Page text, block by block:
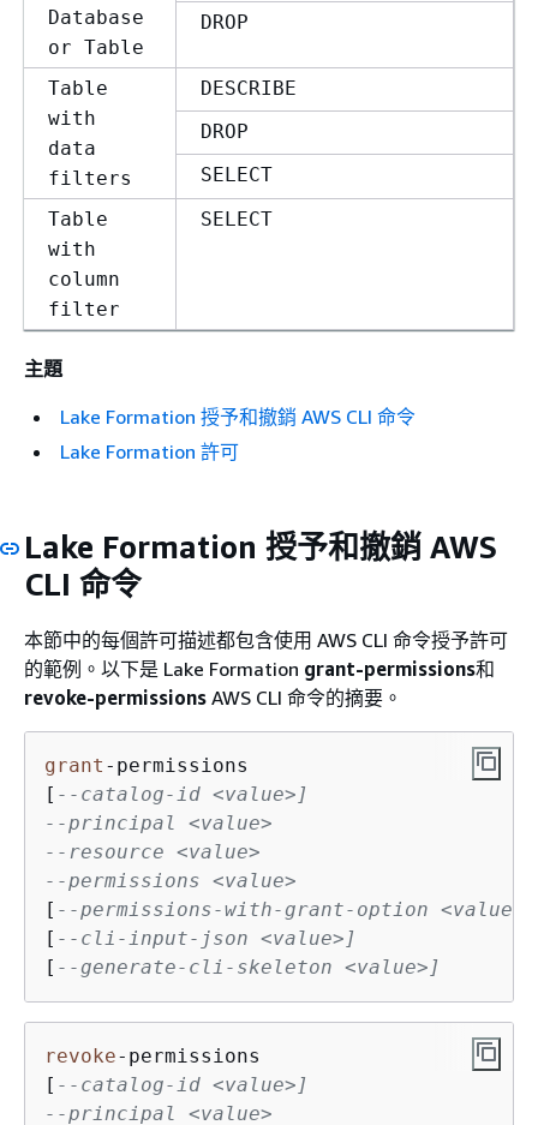
Database
or Table
DROP
Table
with
data
filters
DESCRIBE
DROP
SELECT
Table
with
column
filter
SELECT
主題
Lake Formation 授予和撤銷 AWS CLI 命令
Lake Formation 許可
Lake Formation 授予和撤銷 AWS
CLI 命令
本節中的每個許可描述都包含使用 AWS CLI 命令授予許可
的範例。以下是 Lake Formation grant-permissions和
revoke-permissions AWS CLI 命令的摘要。
grant - permissions
[ --catalog-id <value>]
--principal <value>
--resource <value>
--permissions <value>
[ --permissions-with-grant-option <value>]
[ --cli-input-json <value>]
[ --generate-cli-skeleton <value>]
revoke- permissions
[ --catalog-id <value>]
--principal <value>